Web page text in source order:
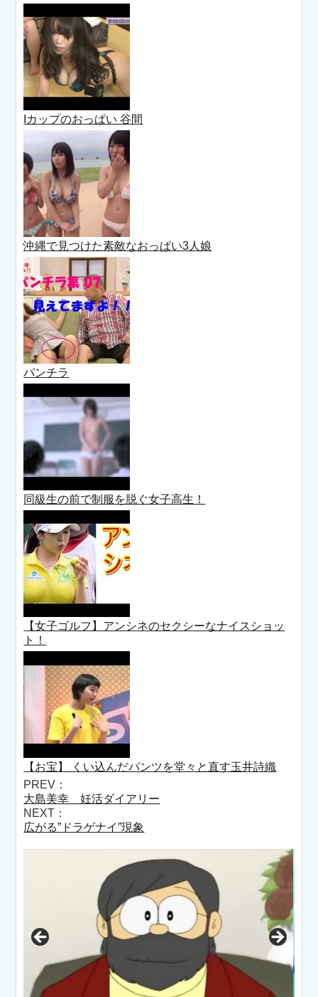
Iカップのおっぱい 谷間
沖縄で見つけた素敵なおっぱい3人娘
パンチラ
同級生の前で制服を脱ぐ女子高生！
【女子ゴルフ】アンシネのセクシーなナイスショッ
ト！
【お宝】 くい込んだパンツを堂々と直す玉井詩織
PREV：
大島美幸 妊活ダイアリー
NEXT：
広がる”ドラゲナイ”現象